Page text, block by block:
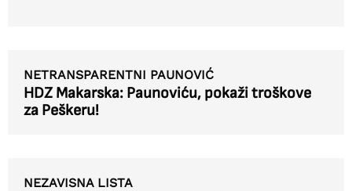
NETRANSPARENTNI PAUNOVIĆ
HDZ Makarska: Paunoviću, pokaži troškove
za Peškeru!
NEZAVISNA LISTA